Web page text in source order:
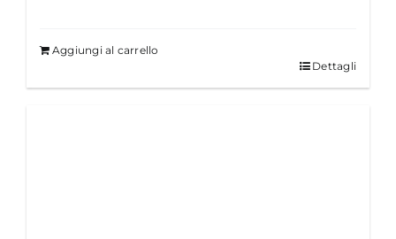
Aggiungi al carrello
Dettagli